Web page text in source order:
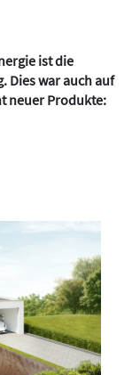
ist die
Dies war auch auf
neuer Produkte: